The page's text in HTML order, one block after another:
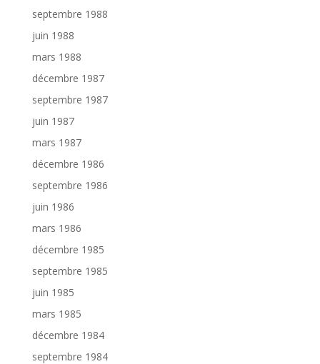
septembre 1988
juin 1988
mars 1988
décembre 1987
septembre 1987
juin 1987
mars 1987
décembre 1986
septembre 1986
juin 1986
mars 1986
décembre 1985
septembre 1985
juin 1985
mars 1985
décembre 1984
septembre 1984